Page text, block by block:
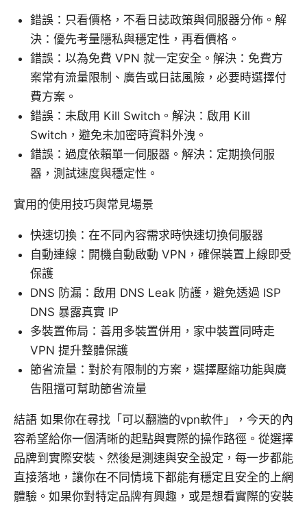
錯誤：只看價格，不看日誌政策與伺服器分佈。解
決：優先考量隱私與穩定性，再看價格。
錯誤：以為免費 VPN 就一定安全。解決：免費方
案常有流量限制、廣告或日誌風險，必要時選擇付
費方案。
錯誤：未啟用 Kill Switch。解決：啟用 Kill
Switch，避免未加密時資料外洩。
錯誤：過度依賴單一伺服器。解決：定期換伺服
器，測試速度與穩定性。
實用的使用技巧與常見場景
快速切換：在不同內容需求時快速切換伺服器
自動連線：開機自動啟動 VPN，確保裝置上線即受
保護
DNS 防漏：啟用 DNS Leak 防護，避免透過 ISP
DNS 暴露真實 IP
多裝置佈局：善用多裝置併用，家中裝置同時走
VPN 提升整體保護
節省流量：對於有限制的方案，選擇壓縮功能與廣
告阻擋可幫助節省流量
結語 如果你在尋找「可以翻牆的vpn軟件」，今天的內
容希望給你一個清晰的起點與實際的操作路徑。從選擇
品牌到實際安裝、然後是測速與安全設定，每一步都能
直接落地，讓你在不同情境下都能有穩定且安全的上網
體驗。如果你對特定品牌有興趣，或是想看實際的安裝